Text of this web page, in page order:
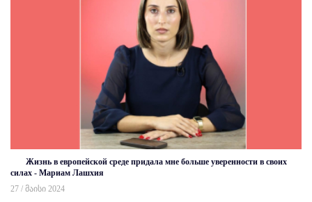
Жизнь в европейской среде придала мне больше уверенности в своих
силах - Мариам Лашхия
27 / მაისი 2024